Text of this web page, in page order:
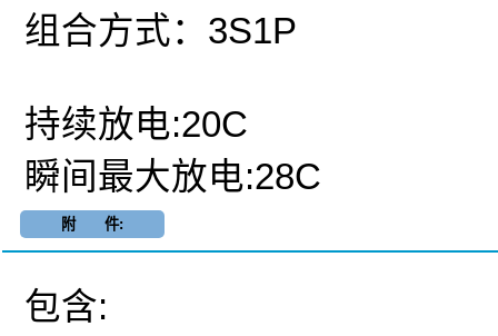
组合方式：3S1P
持续放电:20C
瞬间最大放电:28C
附 件:
包含: